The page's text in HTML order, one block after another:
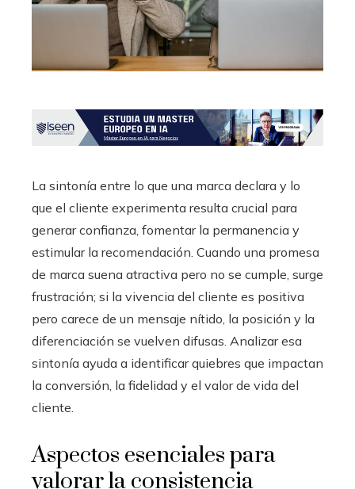
La sintonía entre lo que una marca declara y lo
que el cliente experimenta resulta crucial para
generar confianza, fomentar la permanencia y
estimular la recomendación. Cuando una promesa
de marca suena atractiva pero no se cumple, surge
frustración; si la vivencia del cliente es positiva
pero carece de un mensaje nítido, la posición y la
diferenciación se vuelven difusas. Analizar esa
sintonía ayuda a identificar quiebres que impactan
la conversión, la fidelidad y el valor de vida del
cliente.
Aspectos esenciales para
valorar la consistencia